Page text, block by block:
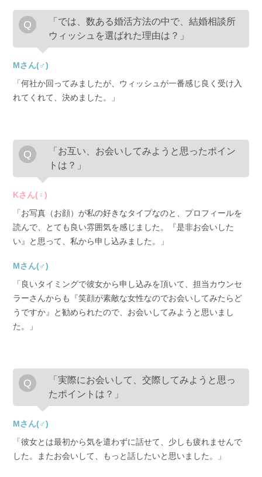
「では、数ある婚活方法の中で、結婚相談所
ウィッシュを選ばれた理由は？」
Mさん(♂)
「何社か回ってみましたが、ウィッシュが一番感じ良く受け入
れてくれて、決めました。」
「お互い、お会いしてみようと思ったポイン
トは？」
Kさん(♀)
「お写真（お顔）が私の好きなタイプなのと、プロフィールを
読んで、とても良い雰囲気を感じました。『是非お会いした
い』と思って、私から申し込みました。」
Mさん(♂)
「良いタイミングで彼女から申し込みを頂いて、担当カウンセ
ラーさんからも『笑顔が素敵な女性なのでお会いしてみたらど
うですか』と勧められたので、お会いしてみようと思いまし
た。」
「実際にお会いして、交際してみようと思っ
たポイントは？」
Mさん(♂)
「彼女とは最初から気を遣わずに話せて、少しも疲れませんで
した。またお会いして、もっと話したいと思いました。」